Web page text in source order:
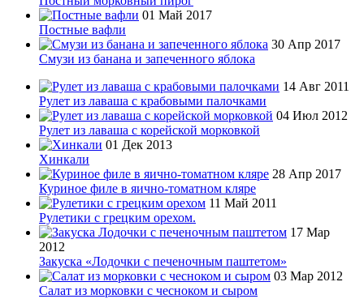
01 Май 2017
Постные вафли
30 Апр 2017
Смузи из банана и запеченного яблока
14 Авг 2011
Рулет из лаваша с крабовыми палочками
04 Июл 2012
Рулет из лаваша с корейской морковкой
01 Дек 2013
Хинкали
28 Апр 2017
Куриное филе в яично-томатном кляре
11 Май 2011
Рулетики с грецким орехом.
17 Мар
2012
Закуска «Лодочки с печеночным паштетом»
03 Мар 2012
Салат из морковки с чесноком и сыром